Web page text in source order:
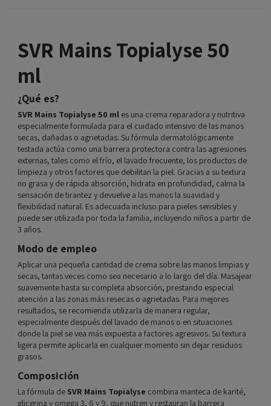
SVR Mains Topialyse 50
ml
¿Qué es?
SVR Mains Topialyse 50 ml es una crema reparadora y nutritiva
especialmente formulada para el cuidado intensivo de las manos
secas, dañadas o agrietadas. Su fórmula dermatológicamente
testada actúa como una barrera protectora contra las agresiones
externas, tales como el frío, el lavado frecuente, los productos de
limpieza y otros factores que debilitan la piel. Gracias a su textura
no grasa y de rápida absorción, hidrata en profundidad, calma la
sensación de tirantez y devuelve a las manos la suavidad y
flexibilidad natural. Es adecuada incluso para pieles sensibles y
puede ser utilizada por toda la familia, incluyendo niños a partir de
3 años.
Modo de empleo
Aplicar una pequeña cantidad de crema sobre las manos limpias y
secas, tantas veces como sea necesario a lo largo del día. Masajear
suavemente hasta su completa absorción, prestando especial
atención a las zonas más resecas o agrietadas. Para mejores
resultados, se recomienda utilizarla de manera regular,
especialmente después del lavado de manos o en situaciones
donde la piel se vea más expuesta a factores agresivos. Su textura
ligera permite aplicarla en cualquier momento sin dejar residuos
grasos.
Composición
La fórmula de SVR Mains Topialyse combina manteca de karité,
glicerina y omega 3, 6 y 9, que nutren y restauran la barrera